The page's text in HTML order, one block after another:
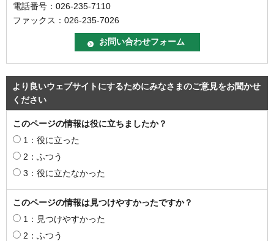
電話番号：026-235-7110
ファックス：026-235-7026
より良いウェブサイトにするためにみなさまのご意見をお聞かせ
ください
このページの情報は役に立ちましたか？
1：役に立った
2：ふつう
3：役に立たなかった
このページの情報は見つけやすかったですか？
1：見つけやすかった
2：ふつう